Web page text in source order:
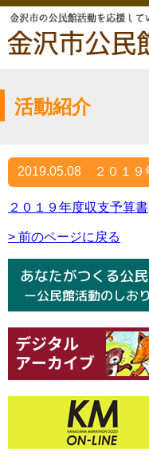
活動紹介
2019.05.08 ２０１９
２０１９年度収支予算書
> 前のページに戻る